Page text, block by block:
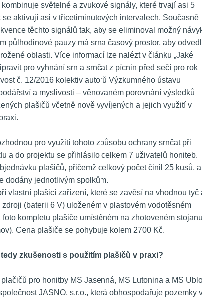
kombinuje světelné a zvukové signály, které trvají asi 5
se aktivují asi v třicetiminutových intervalech. Současně
těchto signálů tak, aby se eliminoval možný
půlhodinové pauzy má srna časový prostor, aby
oblasti. Více informací lze nalézt v článku „Jaké
pro vyhnání srn a srnčat z pícnin před sečí pro rok
č. 12/2016 kolektiv autorů Výzkumného ústavu
a myslivosti – věnovaném porovnání výsledků
plašičů včetně nově vyvíjených a jejich využití v
pro využití tohoto způsobu ochrany srnčat při
a do projektu se přihlásilo celkem 7 uživatelů honiteb.
plašičů, přičemž celkový počet činil 25 kusů, a
dodány jednotlivým spolkům.
vlastní plašicí zařízení, které se zavěsí na vhodnou tyč
zdroji (baterii 6 V) uloženém v plastovém vodotěsném
foto kompletu plašiče umístěném na zhotoveném stojanu
Cena plašiče se pohybuje kolem 2700 Kč.
zkušenosti s použitím plašičů v praxi?
pro honitby MS Jasenná, MS Lutonina a MS Ublo
JASNO, s.r.o., která obhospodařuje pozemky v